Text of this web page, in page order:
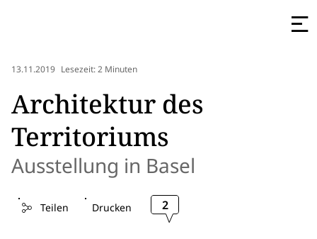
13.11.2019 Lesezeit: 2 Minuten
Architektur des
Territoriums
Ausstellung in Basel
Teilen Drucken 2